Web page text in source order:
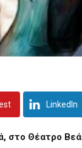
LinkedIn
στο Θέατρο